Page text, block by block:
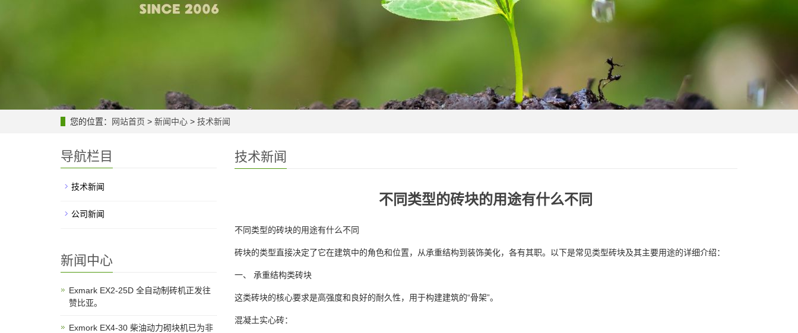
您的位置： 网站首页 > 新闻中心 > 技术新闻
技术新闻
不同类型的砖块的用途有什么不同
不同类型的砖块的用途有什么不同
砖块的类型直接决定了它在建筑中的角色和位置，从承重结构到装饰美化，各有其职。以下是常见类型砖块及其主要用途的详细介绍：
一、 承重结构类砖块
这类砖块的核心要求是高强度和良好的耐久性，用于构建建筑的“骨架”。
混凝土实心砖：
导航栏目
技术新闻
公司新闻
新闻中心
Exmark EX2-25D 全自动制砖机正发往
赞比亚。
Exmork EX4-30 柴油动力砌块机已为非